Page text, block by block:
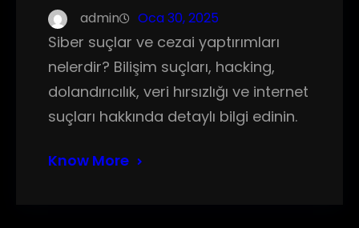
admin Oca 30, 2025
Siber suçlar ve cezai yaptırımları
nelerdir? Bilişim suçları, hacking,
dolandırıcılık, veri hırsızlığı ve internet
suçları hakkında detaylı bilgi edinin.
Know More